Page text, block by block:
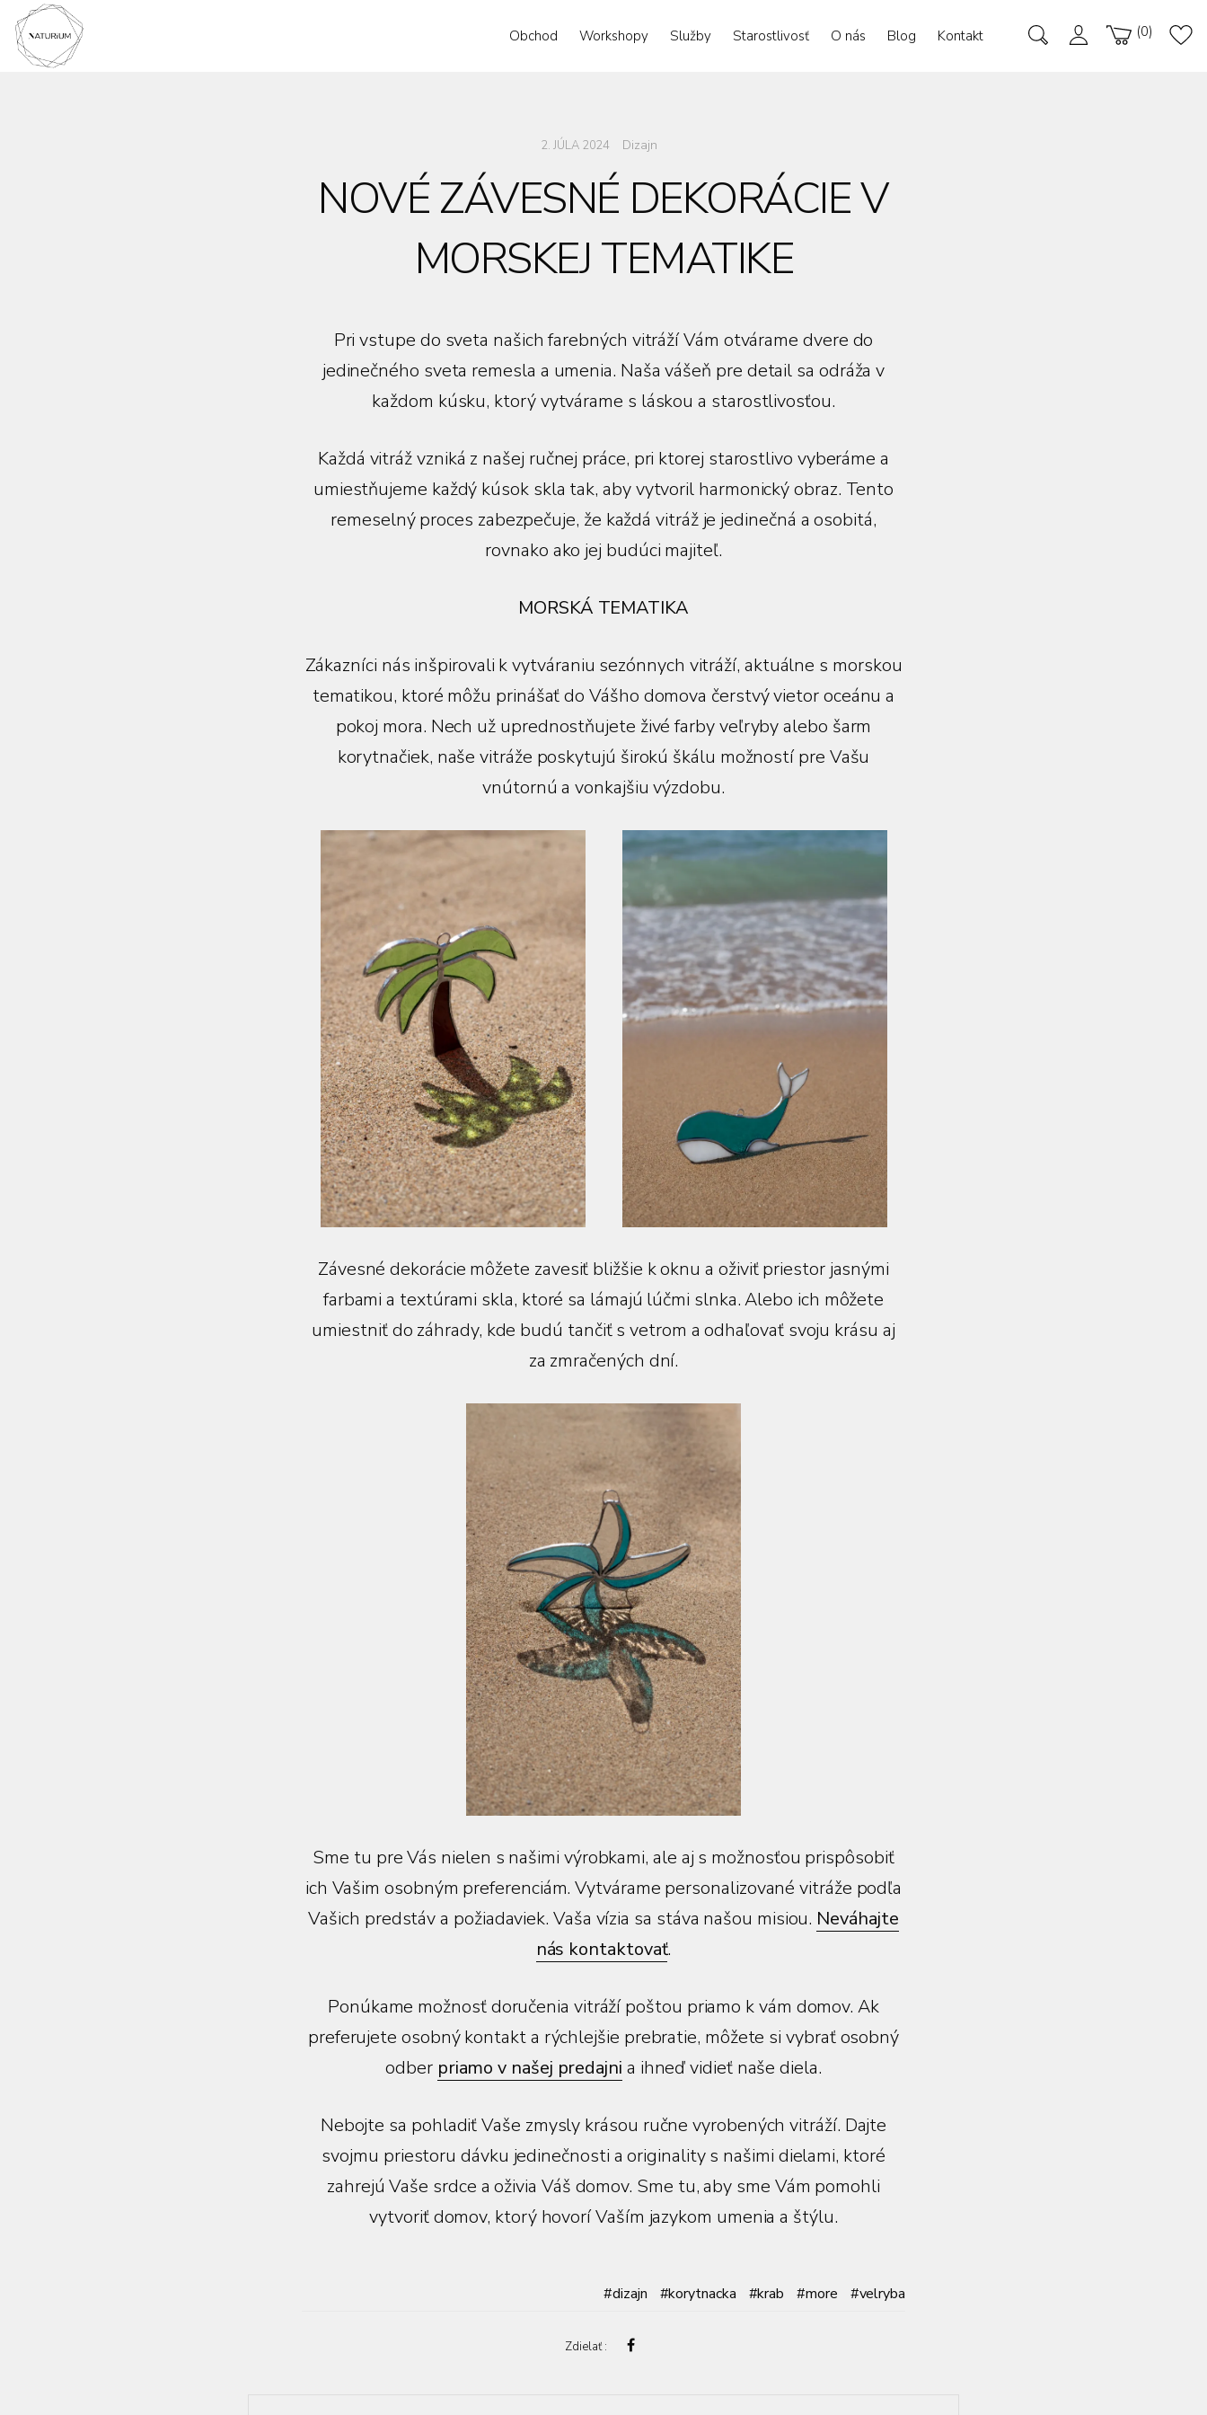
Obchod Workshopy Služby Starostlivosť O nás Blog Kontakt 0
2. JÚLA 2024 Dizajn
NOVÉ ZÁVESNÉ DEKORÁCIE V
MORSKEJ TEMATIKE
Pri vstupe do sveta našich farebných vitráží Vám otvárame dvere do
jedinečného sveta remesla a umenia. Naša vášeň pre detail sa odráža v
každom kúsku, ktorý vytvárame s láskou a starostlivosťou.
Každá vitráž vzniká z našej ručnej práce, pri ktorej starostlivo vyberáme a
umiestňujeme každý kúsok skla tak, aby vytvoril harmonický obraz. Tento
remeselný proces zabezpečuje, že každá vitráž je jedinečná a osobitá,
rovnako ako jej budúci majiteľ.
MORSKÁ TEMATIKA
Zákazníci nás inšpirovali k vytváraniu sezónnych vitráží, aktuálne s morskou
tematikou, ktoré môžu prinášať do Vášho domova čerstvý vietor oceánu a
pokoj mora. Nech už uprednostňujete živé farby veľryby alebo šarm
korytnačiek, naše vitráže poskytujú širokú škálu možností pre Vašu
vnútornú a vonkajšiu výzdobu.
Závesné dekorácie môžete zavesiť bližšie k oknu a oživiť priestor jasnými
farbami a textúrami skla, ktoré sa lámajú lúčmi slnka. Alebo ich môžete
umiestniť do záhrady, kde budú tančiť s vetrom a odhaľovať svoju krásu aj
za zmračených dní.
Sme tu pre Vás nielen s našimi výrobkami, ale aj s možnosťou prispôsobiť
ich Vašim osobným preferenciám. Vytvárame personalizované vitráže podľa
Vašich predstáv a požiadaviek. Vaša vízia sa stáva našou misiou. Neváhajte
nás kontaktovať.
Ponúkame možnosť doručenia vitráží poštou priamo k vám domov. Ak
preferujete osobný kontakt a rýchlejšie prebratie, môžete si vybrať osobný
odber priamo v našej predajni a ihneď vidieť naše diela.
Nebojte sa pohladiť Vaše zmysly krásou ručne vyrobených vitráží. Dajte
svojmu priestoru dávku jedinečnosti a originality s našimi dielami, ktoré
zahrejú Vaše srdce a oživia Váš domov. Sme tu, aby sme Vám pomohli
vytvoriť domov, ktorý hovorí Vaším jazykom umenia a štýlu.
dizajn korytnacka krab more velryba
Zdielať :